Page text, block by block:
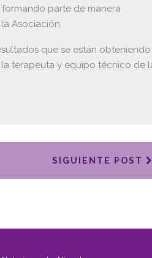
parte de manera
Asociación.
que se están obteniendo
terapeuta y equipo técnico de
SIGUIENTE POST